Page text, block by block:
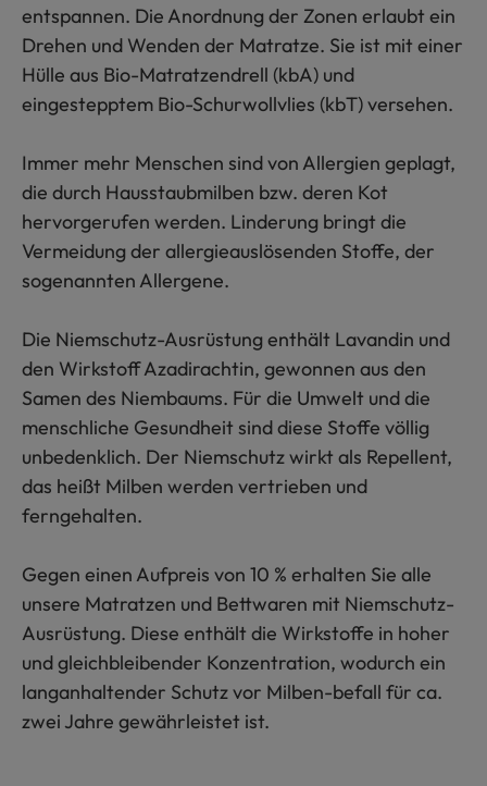
entspannen. Die Anordnung der Zonen erlaubt ein
Drehen und Wenden der Matratze. Sie ist mit einer
Hülle aus Bio-Matratzendrell (kbA) und
eingestepptem Bio-Schurwollvlies (kbT) versehen.
Immer mehr Menschen sind von Allergien geplagt,
die durch Hausstaubmilben bzw. deren Kot
hervorgerufen werden. Linderung bringt die
Vermeidung der allergieauslösenden Stoffe, der
sogenannten Allergene.
Die Niemschutz-Ausrüstung enthält Lavandin und
den Wirkstoff Azadirachtin, gewonnen aus den
Samen des Niembaums. Für die Umwelt und die
menschliche Gesundheit sind diese Stoffe völlig
unbedenklich. Der Niemschutz wirkt als Repellent,
das heißt Milben werden vertrieben und
ferngehalten.
Gegen einen Aufpreis von 10 % erhalten Sie alle
unsere Matratzen und Bettwaren mit Niemschutz-
Ausrüstung. Diese enthält die Wirkstoffe in hoher
und gleichbleibender Konzentration, wodurch ein
langanhaltender Schutz vor Milben-befall für ca.
zwei Jahre gewährleistet ist.